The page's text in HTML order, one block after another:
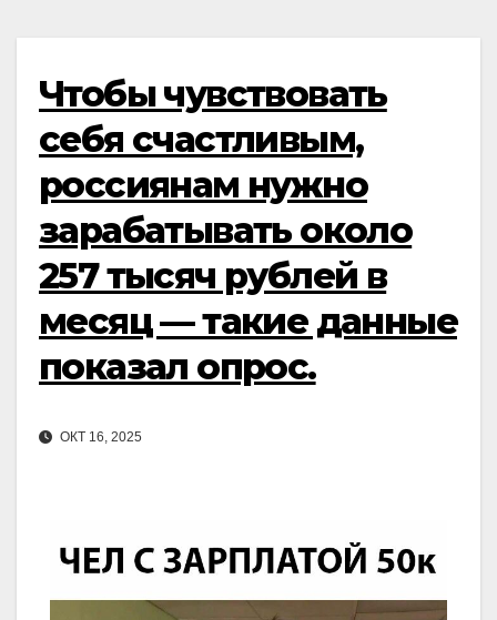
Чтобы чувствовать
себя счастливым,
россиянам нужно
зарабатывать около
257 тысяч рублей в
месяц — такие данные
показал опрос.
ОКТ 16, 2025